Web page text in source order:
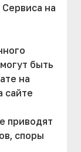
на
быть
на
сайте
приводят
споры